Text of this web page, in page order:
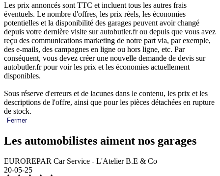
Les prix annoncés sont TTC et incluent tous les autres frais
éventuels. Le nombre d'offres, les prix réels, les économies
potentielles et la disponibilité des garages peuvent avoir changé
depuis votre dernière visite sur autobutler.fr ou depuis que vous avez
reçu des communications marketing de notre part via, par exemple,
des e-mails, des campagnes en ligne ou hors ligne, etc. Par
conséquent, vous devez créer une nouvelle demande de devis sur
autobutler.fr pour voir les prix et les économies actuellement
disponibles.
Sous réserve d'erreurs et de lacunes dans le contenu, les prix et les
descriptions de l'offre, ainsi que pour les pièces détachées en rupture
de stock.
Fermer
Les automobilistes aiment nos garages
EUROREPAR Car Service - L'Atelier B.E & Co
20-05-25